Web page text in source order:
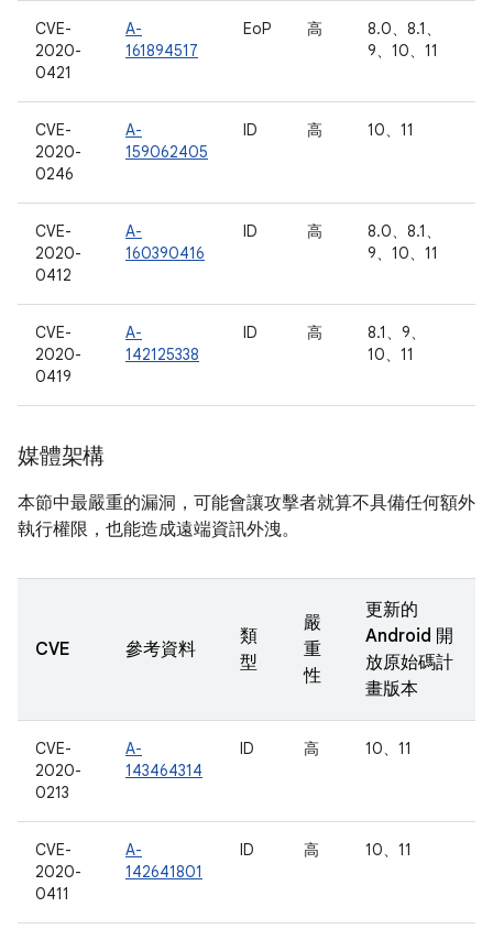
CVE-
2020-
0421
A-
161894517
EoP 高
8.0、8.1、
9、10、11
CVE-
2020-
0246
A-
159062405
ID 高 10、11
CVE-
2020-
0412
A-
160390416
ID 高
8.0、8.1、
9、10、11
CVE-
2020-
0419
A-
142125338
ID 高
8.1、9、
10、11
媒體架構
本節中最嚴重的漏洞，可能會讓攻擊者就算不具備任何額外
執行權限，也能造成遠端資訊外洩。
CVE 參考資料
類
型
嚴
重
性
更新的
Android 開
放原始碼計
畫版本
CVE-
2020-
0213
A-
143464314
ID 高 10、11
CVE-
2020-
0411
A-
142641801
ID 高 10、11